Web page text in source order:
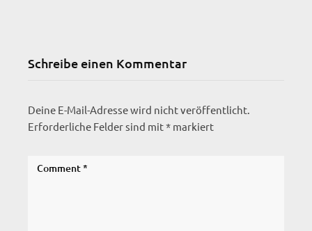
Schreibe einen Kommentar
Deine E-Mail-Adresse wird nicht veröffentlicht.
Erforderliche Felder sind mit* markiert